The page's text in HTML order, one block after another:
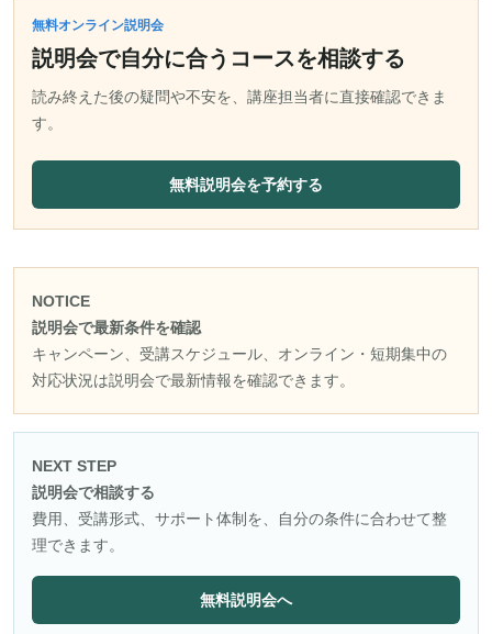
無料オンライン説明会
説明会で自分に合うコースを相談する
読み終えた後の疑問や不安を、講座担当者に直接確認できま
す。
無料説明会を予約する
NOTICE
説明会で最新条件を確認
キャンペーン、受講スケジュール、オンライン・短期集中の
対応状況は説明会で最新情報を確認できます。
NEXT STEP
説明会で相談する
費用、受講形式、サポート体制を、自分の条件に合わせて整
理できます。
無料説明会へ